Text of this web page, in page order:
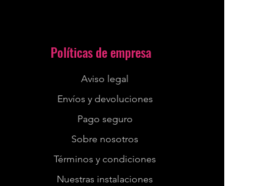
Políticas de empresa
Aviso legal
Envíos y devoluciones
Pago seguro
Sobre nosotros
Términos y condiciones
Nuestras instalaciones